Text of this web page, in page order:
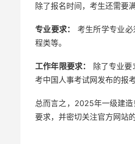
除了报名时间，考生还需要
专业要求：
考生所学专业
程类等。
工作年限要求：
除了专业
考中国人事考试网发布的报考
总而言之，2025年一级建
要求，并密切关注官方网站